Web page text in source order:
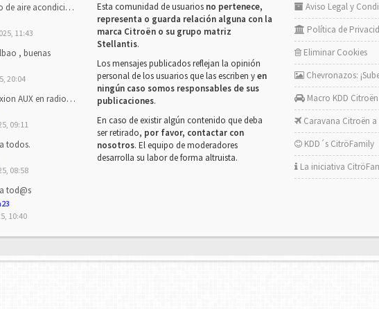
aire acondicionado
11:43
, buenas
20:04
en radio de origen
09:11
todos.
08:58
tod@s
10:40
Esta comunidad de usuarios no pertenece,
representa o guarda relación alguna con la
marca Citroën o su grupo matriz
Stellantis.
Los mensajes publicados reflejan la opinión
personal de los usuarios que las escriben yen
ningún caso somos responsables de sus
publicaciones.
En caso de existir algún contenido que deba
ser retirado, por favor, contactar con
nosotros. El equipo de moderadores
desarrolla su labor de forma altruista.
Aviso Legal y
Política de
Eliminar Cookies
Chevronazos:
Macro KDD Citroën
Caravana Citroën a
KDD´s CitröFamily
La iniciativa